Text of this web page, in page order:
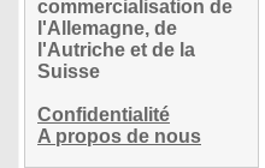
commercialisation de
l'Allemagne, de
l'Autriche et de la
Suisse
Confidentialité
A propos de nous